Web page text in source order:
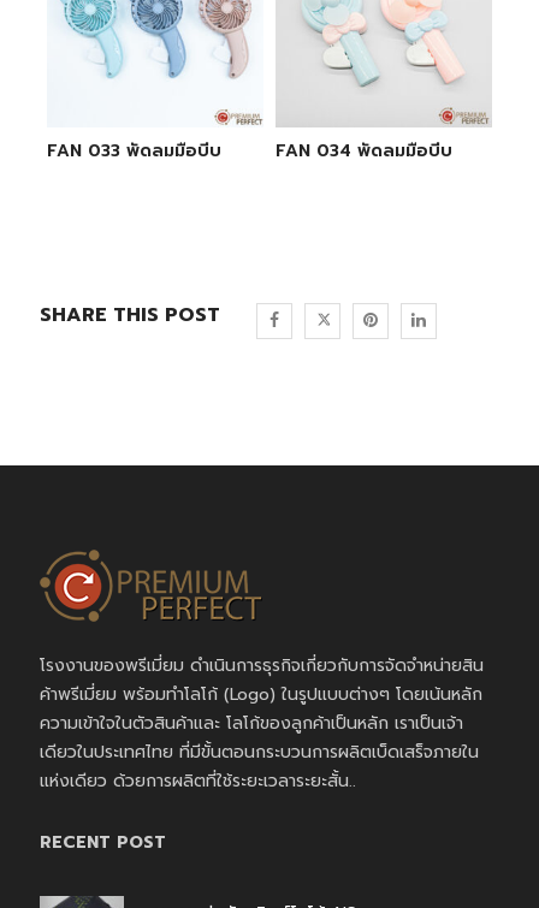
FAN 033 พัดลมมือบีบ FAN 034 พัดลมมือบีบ
SHARE THIS POST
โรงงานของพรีเมี่ยม ดำเนินการธุรกิจเกี่ยวกับการจัดจำหน่ายสิน
ค้าพรีเมี่ยม พร้อมทำโลโก้ (Logo) ในรูปแบบต่างๆ โดยเน้นหลัก
ความเข้าใจในตัวสินค้าและ โลโก้ของลูกค้าเป็นหลัก เราเป็นเจ้า
เดียวในประเทศไทย ที่มีขั้นตอนกระบวนการผลิตเบ็ดเสร็จภายใน
แห่งเดียว ด้วยการผลิตที่ใช้ระยะเวลาระยะสั้น..
RECENT POST